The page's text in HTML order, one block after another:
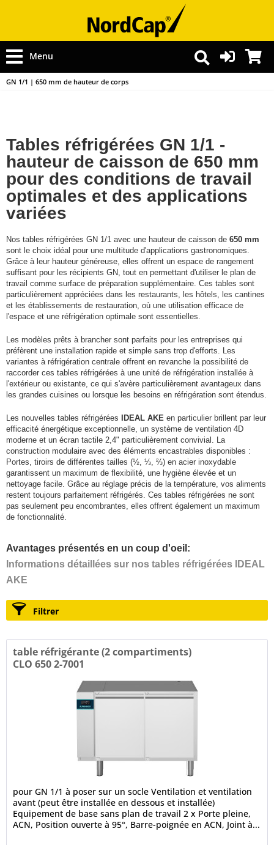
Menu
GN 1/1 | 650 mm de hauteur de corps
Tables réfrigérées GN 1/1 -
hauteur de caisson de 650 mm
pour des conditions de travail
optimales et des applications
variées
Nos tables réfrigérées GN 1/1 avec une hauteur de caisson de 650 mm
sont le choix idéal pour une multitude d'applications gastronomiques.
Grâce à leur hauteur généreuse, elles offrent un espace de rangement
suffisant pour les récipients GN, tout en permettant d'utiliser le plan de
travail comme surface de préparation supplémentaire. Ces tables sont
particulièrement appréciées dans les restaurants, les hôtels, les cantines
et les établissements de restauration, où une utilisation efficace de
l'espace et une réfrigération optimale sont essentielles.
Les modèles prêts à brancher sont parfaits pour les entreprises qui
préfèrent une installation rapide et simple sans trop d'efforts. Les
variantes à réfrigération centrale offrent en revanche la possibilité de
raccorder ces tables réfrigérées à une unité de réfrigération installée à
l'extérieur ou existante, ce qui s'avère particulièrement avantageux dans
les grandes cuisines ou lorsque les besoins en réfrigération sont étendus.
Les nouvelles tables réfrigérées IDEAL AKE en particulier brillent par leur
efficacité énergétique exceptionnelle, un système de ventilation 4D
moderne et un écran tactile 2,4" particulièrement convivial. La
construction modulaire avec des éléments encastrables disponibles :
Portes, tiroirs de différentes tailles (½, ⅓, ⅔) en acier inoxydable
garantissent un maximum de flexibilité, une hygiène élevée et un
nettoyage facile. Grâce au réglage précis de la température, vos aliments
restent toujours parfaitement réfrigérés. Ces tables réfrigérées ne sont
pas seulement peu encombrantes, elles offrent également un maximum
de fonctionnalité.
Avantages présentés en un coup d'oeil:
Informations détaillées sur nos tables réfrigérées IDEAL
AKE
Filtrer
table réfrigérante (2 compartiments)
CLO 650 2-7001
pour GN 1/1 à poser sur un socle Ventilation et ventilation
avant (peut être installée en dessous et installée)
Equipement de base sans plan de travail 2 x Porte pleine,
ACN, Position ouverte à 95°, Barre-poignée en ACN, Joint à...